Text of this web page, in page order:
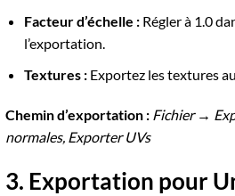
Facteur d’échelle :Régler à 1.0
l’exportation.
Textures :Exportez les textures
Chemin d’exportation : Fichier →
normales, Exporter UVs
3. Exportation pour